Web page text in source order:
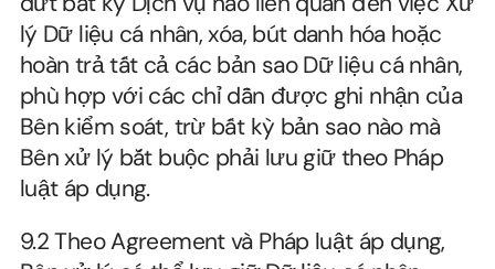
lý Dữ liệu cá nhân, xóa, bút danh hóa hoặc
hoàn trả tất cả các bản sao Dữ liệu cá nhân,
phù hợp với các chỉ dẫn được ghi nhận của
Bên kiểm soát, trừ bất kỳ bản sao nào mà
Bên xử lý bắt buộc phải lưu giữ theo Pháp
luật áp dụng.
9.2 Theo Agreement và Pháp luật áp dụng,